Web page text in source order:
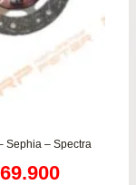
Sephia – Spectra
69.900